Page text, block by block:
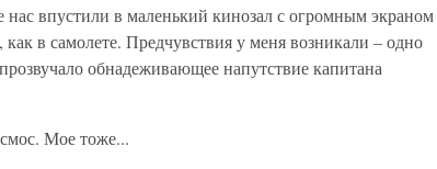
нас впустили в маленький кинозал с огромным экраном
в самолете. Предчувствия у меня возникали – одно
обнадеживающее напутствие капитана
Мое тоже...